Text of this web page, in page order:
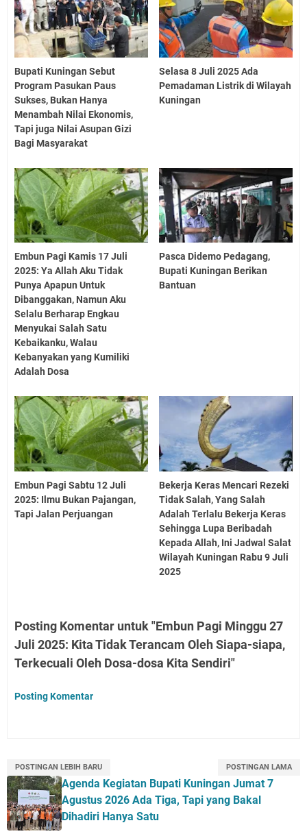
Bupati Kuningan Sebut
Program Pasukan Paus
Sukses, Bukan Hanya
Menambah Nilai Ekonomis,
Tapi juga Nilai Asupan Gizi
Bagi Masyarakat
Selasa 8 Juli 2025 Ada
Pemadaman Listrik di Wilayah
Kuningan
Embun Pagi Kamis 17 Juli
2025: Ya Allah Aku Tidak
Punya Apapun Untuk
Dibanggakan, Namun Aku
Selalu Berharap Engkau
Menyukai Salah Satu
Kebaikanku, Walau
Kebanyakan yang Kumiliki
Adalah Dosa
Pasca Didemo Pedagang,
Bupati Kuningan Berikan
Bantuan
Embun Pagi Sabtu 12 Juli
2025: Ilmu Bukan Pajangan,
Tapi Jalan Perjuangan
Bekerja Keras Mencari Rezeki
Tidak Salah, Yang Salah
Adalah Terlalu Bekerja Keras
Sehingga Lupa Beribadah
Kepada Allah, Ini Jadwal Salat
Wilayah Kuningan Rabu 9 Juli
2025
Posting Komentar untuk "Embun Pagi Minggu 27
Juli 2025: Kita Tidak Terancam Oleh Siapa-siapa,
Terkecuali Oleh Dosa-dosa Kita Sendiri"
Posting Komentar
POSTINGAN LEBIH BARU POSTINGAN LAMA
Agenda Kegiatan Bupati Kuningan Jumat 7
Agustus 2026 Ada Tiga, Tapi yang Bakal
Dihadiri Hanya Satu